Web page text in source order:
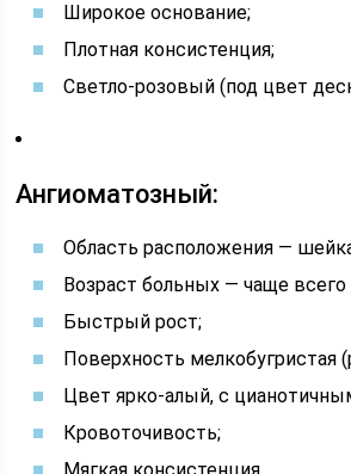
Широкое основание;
Плотная консистенция;
Светло-розовый (под цвет
Ангиоматозный:
Область расположения —
Возраст больных — чаще всего
Быстрый рост;
Поверхность мелкобугристая
Цвет ярко-алый, с
Кровоточивость;